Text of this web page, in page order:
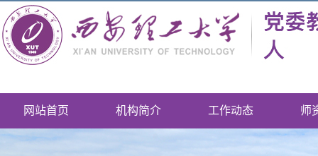
网站首页 机构简介 工作动态 师